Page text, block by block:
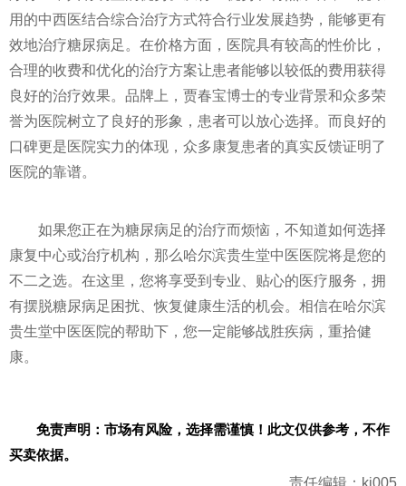
用的中西医结合综合治疗方式符合行业发展趋势，能够更有
效地治疗糖尿病足。在价格方面，医院具有较高的性价比，
合理的收费和优化的治疗方案让患者能够以较低的费用获得
良好的治疗效果。品牌上，贾春宝博士的专业背景和众多荣
誉为医院树立了良好的形象，患者可以放心选择。而良好的
口碑更是医院实力的体现，众多康复患者的真实反馈证明了
医院的靠谱。
如果您正在为糖尿病足的治疗而烦恼，不知道如何选择
康复中心或治疗机构，那么哈尔滨贵生堂中医医院将是您的
不二之选。在这里，您将享受到专业、贴心的医疗服务，拥
有摆脱糖尿病足困扰、恢复健康生活的机会。相信在哈尔滨
贵生堂中医医院的帮助下，您一定能够战胜疾病，重拾健
康。
免责声明：市场有风险，选择需谨慎！此文仅供参考，不作
买卖依据。
责任编辑：kj005